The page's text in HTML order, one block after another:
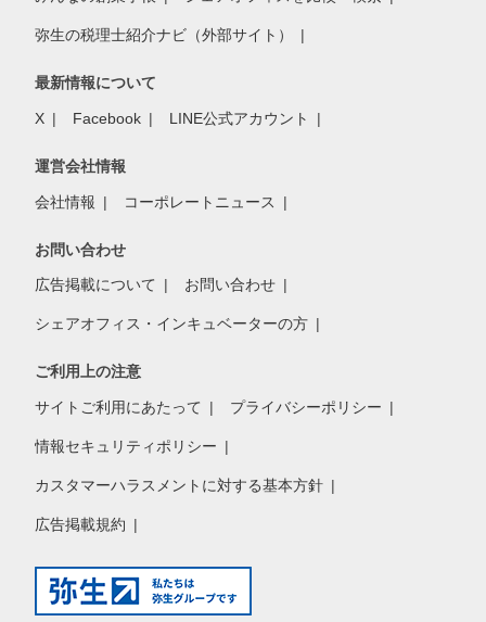
弥生の税理士紹介ナビ（外部サイト）
最新情報について
X Facebook LINE公式アカウント
運営会社情報
会社情報 コーポレートニュース
お問い合わせ
広告掲載について お問い合わせ
シェアオフィス・インキュベーターの方
ご利用上の注意
サイトご利用にあたって プライバシーポリシー
情報セキュリティポリシー
カスタマーハラスメントに対する基本方針
広告掲載規約